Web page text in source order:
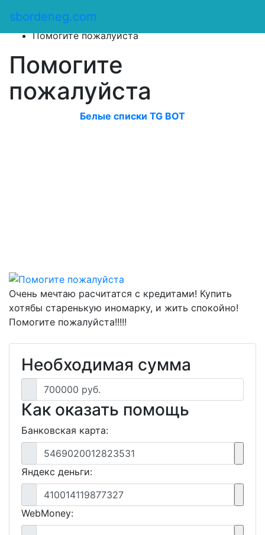
sbordeneg.com
Оказать помощь
Помогите пожалуйста
Помогите
пожалуйста
Белые списки TG BOT
Очень мечтаю расчитатся с кредитами! Купить
хотябы старенькую иномарку, и жить спокойно!
Помогите пожалуйста!!!!!
Необходимая сумма
700000 руб.
Как оказать помощь
Банковская карта:
5469020012823531
Яндекс деньги:
410014119877327
WebMoney: